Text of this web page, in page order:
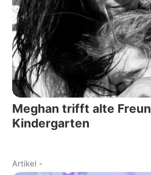
Meghan trifft alte
Kindergarten
Artikel -